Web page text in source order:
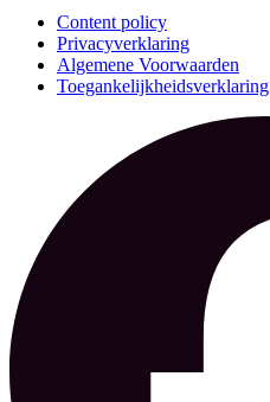
Content policy
Privacyverklaring
Algemene Voorwaarden
Toegankelijkheidsverklaring